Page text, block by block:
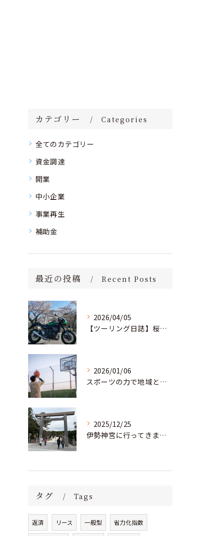
カテゴリー Categories
全てのカテゴリー
資金調達
開業
中小企業
事業再生
補助金
最近の投稿 Recent Posts
2026/04/05
【ツーリング日誌】桜満開！茨城の里山を駆け抜け、愛宕神社へ
2026/01/06
スポーツの力で地域と教育の未来を創る。部活動の「地域移行」に挑む若き起業家
2025/12/25
伊勢神宮に行ってきました！
タグ Tags
返済 リース 一般型 省力化指数